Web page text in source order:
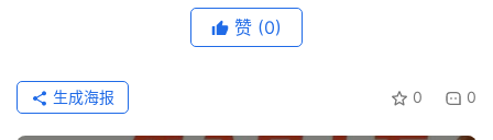
赞 (0)
0 0
生成海报